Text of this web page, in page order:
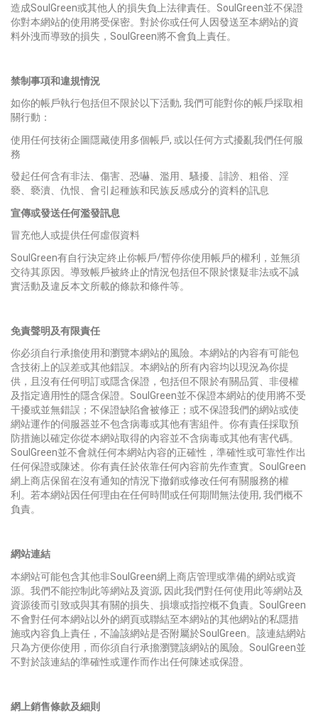
造成SoulGreen或其他人的損失負上法律責任。SoulGreen並不保證
你對本網站的使用將受保密。對於你或任何人因發送至本網站的資
料外洩而導致的損失，SoulGreen將不會負上責任。
禁制事項和違規情況
如你的帳戶執行包括但不限於以下活動, 我們可能對你的帳戶採取相
關行動：
使用任何技術企圖隱藏使用多個帳戶, 或以任何方式擾亂我們任何服
務
發起任何含有非法、傷害、恐嚇、濫用、騷擾、誹謗、粗俗、淫
褻、褻瀆、仇恨、會引起種族和民族反感成分的資料的訊息
宣傳或發送任何濫發訊息
冒充他人或提供任何虛假資料
SoulGreen有自行決定終止你帳戶/暫停你使用帳戶的權利，並無須
交待其原因。導致帳戶被終止的情況包括但不限於懷疑非法或不誠
實活動及違反本文所載的條款和條件等。
免責聲明及有限責任
你必須自行承擔使用和瀏覽本網站的風險。本網站的內容有可能包
含技術上的誤差或其他錯誤。本網站的所有內容均以現況為你提
供，且沒有任何明訂或隱含保證，包括但不限於有關品質、非侵權
及指定適用性的隱含保證。SoulGreen並不保證本網站的使用將不受
干擾或並無錯誤；不保證缺陷會被修正；或不保證我們的網站或使
網站運作的伺服器並不包含病毒或其他有害組件。你有責任採取預
防措施以確定你從本網站取得的內容並不含病毒或其他有害代碼。
SoulGreen並不會就任何本網站內容的正確性，準確性或可靠性作出
任何保證或陳述。你有責任於依靠任何內容前先作查實。SoulGreen
網上商店保留在沒有通知的情況下撤銷或修改任何有關服務的權
利。若本網站因任何理由在任何時間或任何期間無法使用, 我們概不
負責。
網站連結
本網站可能包含其他非SoulGreen網上商店管理或準備的網站或資
源。我們不能控制此等網站及資源, 因此我們對任何使用此等網站及
資源後而引致或與其有關的損失、損壞或指控概不負責。SoulGreen
不會對任何本網站以外的網頁或聯結至本網站的其他網站的私隱措
施或內容負上責任，不論該網站是否附屬於SoulGreen。該連結網站
只為方便你使用，而你須自行承擔瀏覽該網站的風險。SoulGreen並
不對於該連結的準確性或運作而作出任何陳述或保證。
網上銷售條款及細則